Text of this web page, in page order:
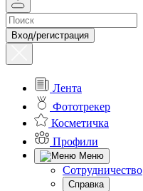
Вход/регистрация
Лента
Фототрекер
Косметичка
Профили
Меню
Сотрудничество
Справка